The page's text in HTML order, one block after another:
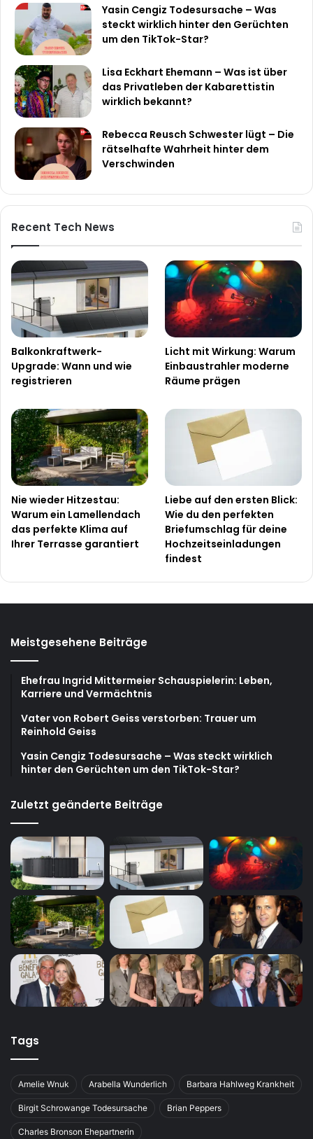
Yasin Cengiz Todesursache – Was
steckt wirklich hinter den Gerüchten
um den TikTok-Star?
Lisa Eckhart Ehemann – Was ist über
das Privatleben der Kabarettistin
wirklich bekannt?
Rebecca Reusch Schwester lügt – Die
rätselhafte Wahrheit hinter dem
Verschwinden
Recent Tech News
Balkonkraftwerk-
Upgrade: Wann und wie
registrieren
Licht mit Wirkung: Warum
Einbaustrahler moderne
Räume prägen
Nie wieder Hitzestau:
Warum ein Lamellendach
das perfekte Klima auf
Ihrer Terrasse garantiert
Liebe auf den ersten Blick:
Wie du den perfekten
Briefumschlag für deine
Hochzeitseinladungen
findest
Meistgesehene Beiträge
Ehefrau Ingrid Mittermeier Schauspielerin: Leben,
Karriere und Vermächtnis
Vater von Robert Geiss verstorben: Trauer um
Reinhold Geiss
Yasin Cengiz Todesursache – Was steckt wirklich
hinter den Gerüchten um den TikTok-Star?
Zuletzt geänderte Beiträge
Tags
Amelie Wnuk Arabella Wunderlich Barbara Hahlweg Krankheit
Birgit Schrowange Todesursache Brian Peppers
Charles Bronson Ehepartnerin